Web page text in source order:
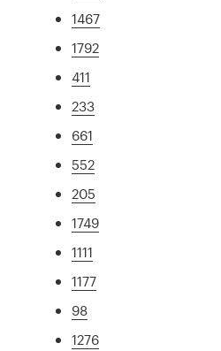
1467
1792
411
233
661
552
205
1749
1111
1177
98
1276